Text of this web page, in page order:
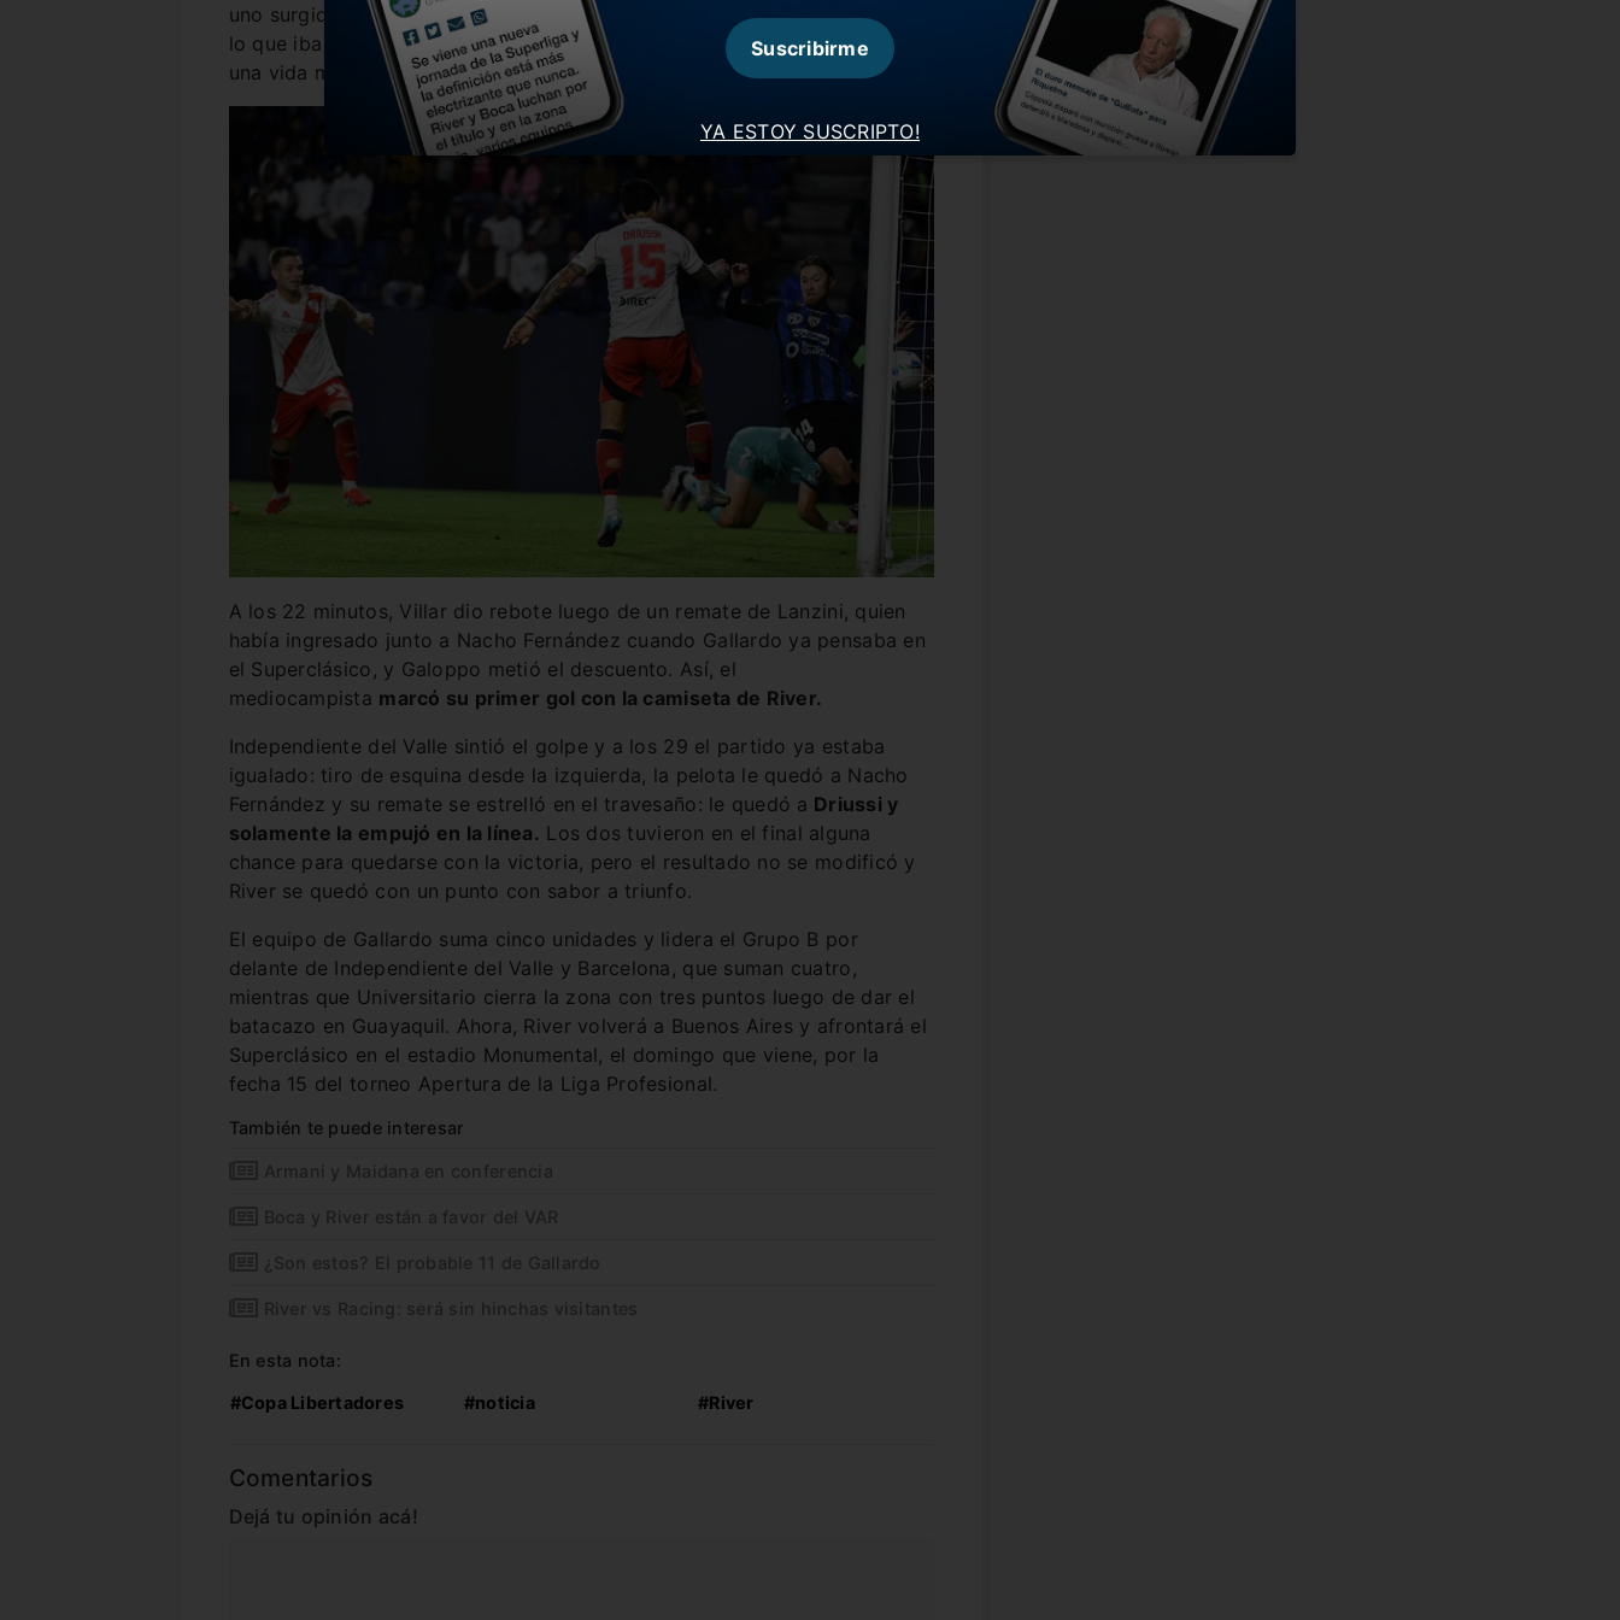
uno surgido en River, tuvo el tercero pero entre el palo y Armani evitaron
lo que iba a sentenciar la historia en Ecuador. El equipo argentino tuvo
una vida más y la aprovechó…
A los 22 minutos, Villar dio rebote luego de un remate de Lanzini, quien
había ingresado junto a Nacho Fernández cuando Gallardo ya pensaba en
el Superclásico, y Galoppo metió el descuento. Así, el
mediocampista marcó su primer gol con la camiseta de River.
Independiente del Valle sintió el golpe y a los 29 el partido ya estaba
igualado: tiro de esquina desde la izquierda, la pelota le quedó a Nacho
Fernández y su remate se estrelló en el travesaño: le quedó a Driussi y
solamente la empujó en la línea. Los dos tuvieron en el final alguna
chance para quedarse con la victoria, pero el resultado no se modificó y
River se quedó con un punto con sabor a triunfo.
El equipo de Gallardo suma cinco unidades y lidera el Grupo B por
delante de Independiente del Valle y Barcelona, que suman cuatro,
mientras que Universitario cierra la zona con tres puntos luego de dar el
batacazo en Guayaquil. Ahora, River volverá a Buenos Aires y afrontará el
Superclásico en el estadio Monumental, el domingo que viene, por la
fecha 15 del torneo Apertura de la Liga Profesional.
También te puede interesar
Armani y Maidana en conferencia
Boca y River están a favor del VAR
¿Son estos? El probable 11 de Gallardo
River vs Racing: será sin hinchas visitantes
En esta nota:
#Copa Libertadores #noticia #River
Comentarios
Dejá tu opinión acá!
YA ESTOY SUSCRIPTO!
Suscribirme